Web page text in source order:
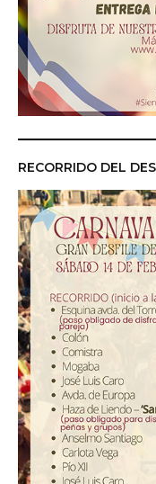
RECORRIDO DEL